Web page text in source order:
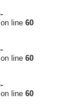
on line 60
on line 60
on line 60